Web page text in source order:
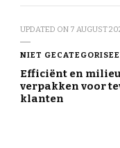
UPDATED ON 7 AUGUST
NIET
Efficiënt en
verpakken voor
klanten